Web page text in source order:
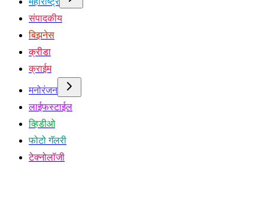
संपादकीय
बिझनेस
क्रीडा
क्राईम
मनोरंजन
लाईफस्टाईल
व्हिडीओ
फोटो गॅलरी
टेक्नोलॉजी